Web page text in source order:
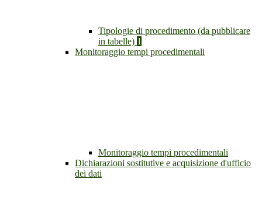
Tipologie di procedimento (da pubblicare
in tabelle) 1
Monitoraggio tempi procedimentali
Monitoraggio tempi procedimentali
Dichiarazioni sostitutive e acquisizione d'ufficio
dei dati